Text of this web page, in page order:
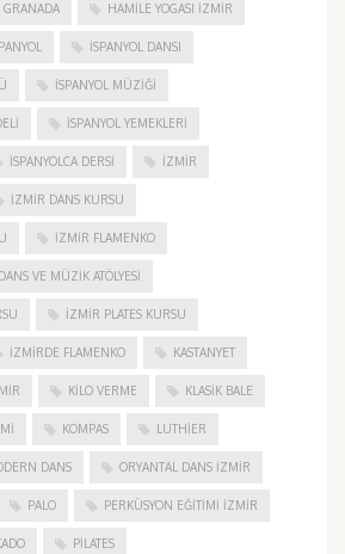
GRANADA HAMILE YOGASI İZMIR
İSPANYOL DANSI
İSPANYOL MÜZIĞI
İSPANYOL YEMEKLERI
İSPANYOLCA DERSI IZMIR
IZMIR DANS KURSU
IZMIR FLAMENKO
VE MÜZIK ATÖLYESI
İZMIR PLATES KURSU
IZMIRDE FLAMENKO KASTANYET
KILO VERME KLASIK BALE
KOMPAS LUTHIER
DANS ORYANTAL DANS İZMIR
PALO PERKÜSYON EĞITIMI İZMIR
PILATES